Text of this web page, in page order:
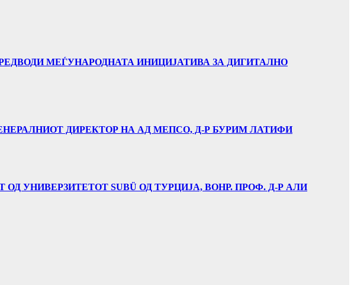
МЕЃУНАРОДНАТА ИНИЦИЈАТИВА ЗА ДИГИТАЛНО
ДИРЕКТОР НА АД МЕПСО, Д-Р БУРИМ ЛАТИФИ
УНИВЕРЗИТЕТОТ SUBÜ ОД ТУРЦИЈА, ВОНР. ПРОФ. Д-Р АЛИ